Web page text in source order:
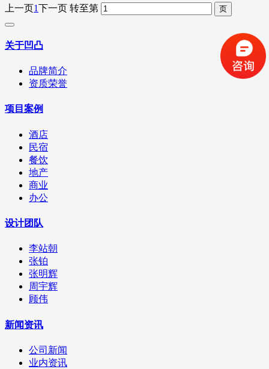
上一页1下一页 转至第
关于凹凸
品牌简介
资质荣誉
项目案例
酒店
民宿
餐饮
地产
商业
办公
设计团队
李站朝
张铂
张明辉
周宇辉
顾伟
新闻资讯
公司新闻
业内资讯